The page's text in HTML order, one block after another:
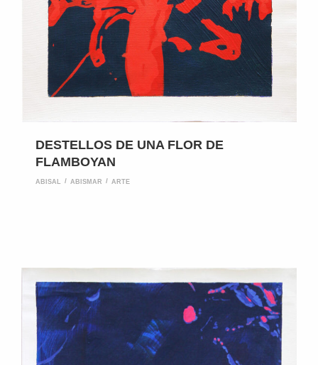
DESTELLOS DE UNA FLOR DE
FLAMBOYAN
ABISAL ABISMAR ARTE